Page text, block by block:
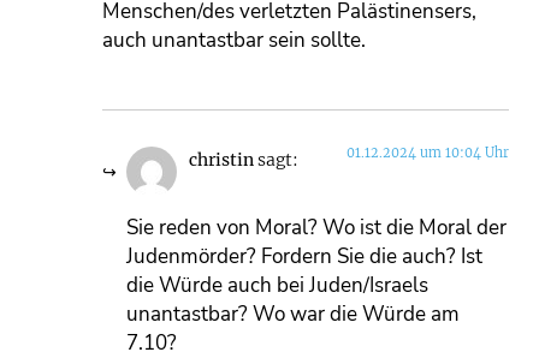
Menschen/des verletzten Palästinensers,
auch unantastbar sein sollte.
christinsagt: 01.12.2024 um 10:04 Uhr
Sie reden von Moral? Wo ist die Moral der
Judenmörder? Fordern Sie die auch? Ist
die Würde auch bei Juden/Israels
unantastbar? Wo war die Würde am
7.10?